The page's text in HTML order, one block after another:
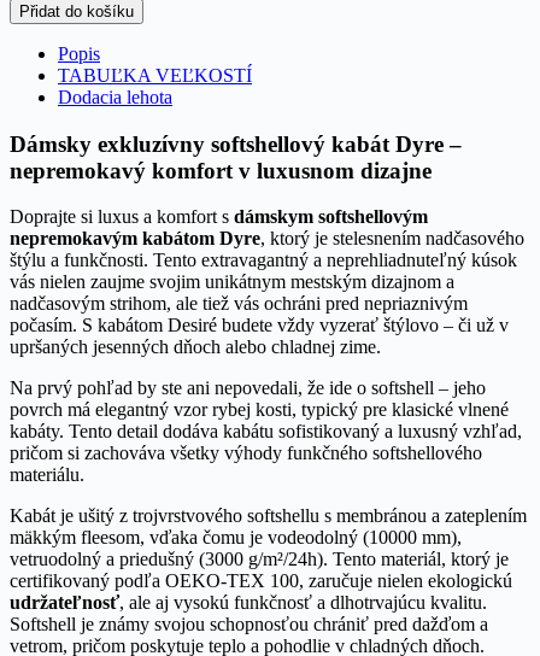
Přidat do košíku
Popis
TABUĽKA VEĽKOSTÍ
Dodacia lehota
Dámsky exkluzívny softshellový kabát Dyre –
nepremokavý komfort v luxusnom dizajne
Doprajte si luxus a komfort s dámskym softshellovým
nepremokavým kabátom Dyre, ktorý je stelesnením nadčasového
štýlu a funkčnosti. Tento extravagantný a neprehliadnuteľný kúsok
vás nielen zaujme svojim unikátnym mestským dizajnom a
nadčasovým strihom, ale tiež vás ochráni pred nepriaznivým
počasím. S kabátom Desiré budete vždy vyzerať štýlovo – či už v
upršaných jesenných dňoch alebo chladnej zime.
Na prvý pohľad by ste ani nepovedali, že ide o softshell – jeho
povrch má elegantný vzor rybej kosti, typický pre klasické vlnené
kabáty. Tento detail dodáva kabátu sofistikovaný a luxusný vzhľad,
pričom si zachováva všetky výhody funkčného softshellového
materiálu.
Kabát je ušitý z trojvrstvového softshellu s membránou a zateplením
mäkkým fleesom, vďaka čomu je vodeodolný (10000 mm),
vetruodolný a priedušný (3000 g/m²/24h). Tento materiál, ktorý je
certifikovaný podľa OEKO-TEX 100, zaručuje nielen ekologickú
udržateľnosť, ale aj vysokú funkčnosť a dlhotrvajúcu kvalitu.
Softshell je známy svojou schopnosťou chrániť pred dažďom a
vetrom, pričom poskytuje teplo a pohodlie v chladných dňoch.